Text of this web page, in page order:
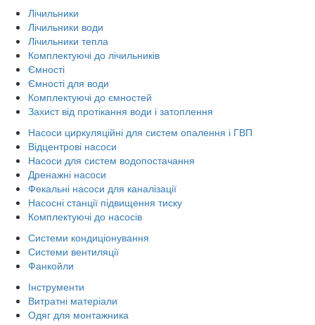
Лічильники
Лічильники води
Лічильники тепла
Комплектуючі до лічильників
Ємності
Ємності для води
Комплектуючі до ємностей
Захист від протікання води і затоплення
Насоси циркуляційні для систем опалення і ГВП
Відцентрові насоси
Насоси для систем водопостачання
Дренажні насоси
Фекальні насоси для каналізації
Насосні станції підвищення тиску
Комплектуючі до насосів
Системи кондиціонування
Системи вентиляції
Фанкойли
Інструменти
Витратні матеріали
Одяг для монтажника